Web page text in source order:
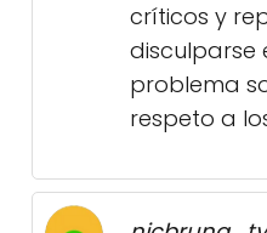
críticos y
disculparse
problema
respeto a